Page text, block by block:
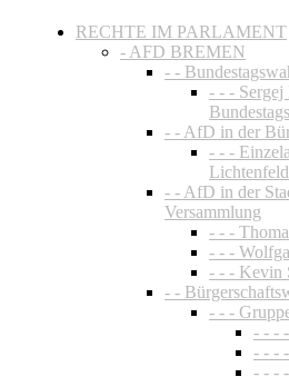
RECHTE IM PARLAMENT
- AFD BREMEN
- -
- - -
- - AfD in der
- - -
Lichtenfeld
- - AfD in der
Versammlung
- - -
- - -
- - - Kevin
- -
- - -
- - -
- - -
- - -